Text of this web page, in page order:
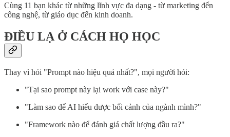
Cùng 11 bạn khác từ những lĩnh vực đa dạng - từ marketing đến
công nghệ, từ giáo dục đến kinh doanh.
ĐIỀU LẠ Ở CÁCH HỌ HỌC
Thay vì hỏi "Prompt nào hiệu quả nhất?", mọi người hỏi:
"Tại sao prompt này lại work với case này?"
"Làm sao để AI hiểu được bối cảnh của ngành mình?"
"Framework nào để đánh giá chất lượng đầu ra?"